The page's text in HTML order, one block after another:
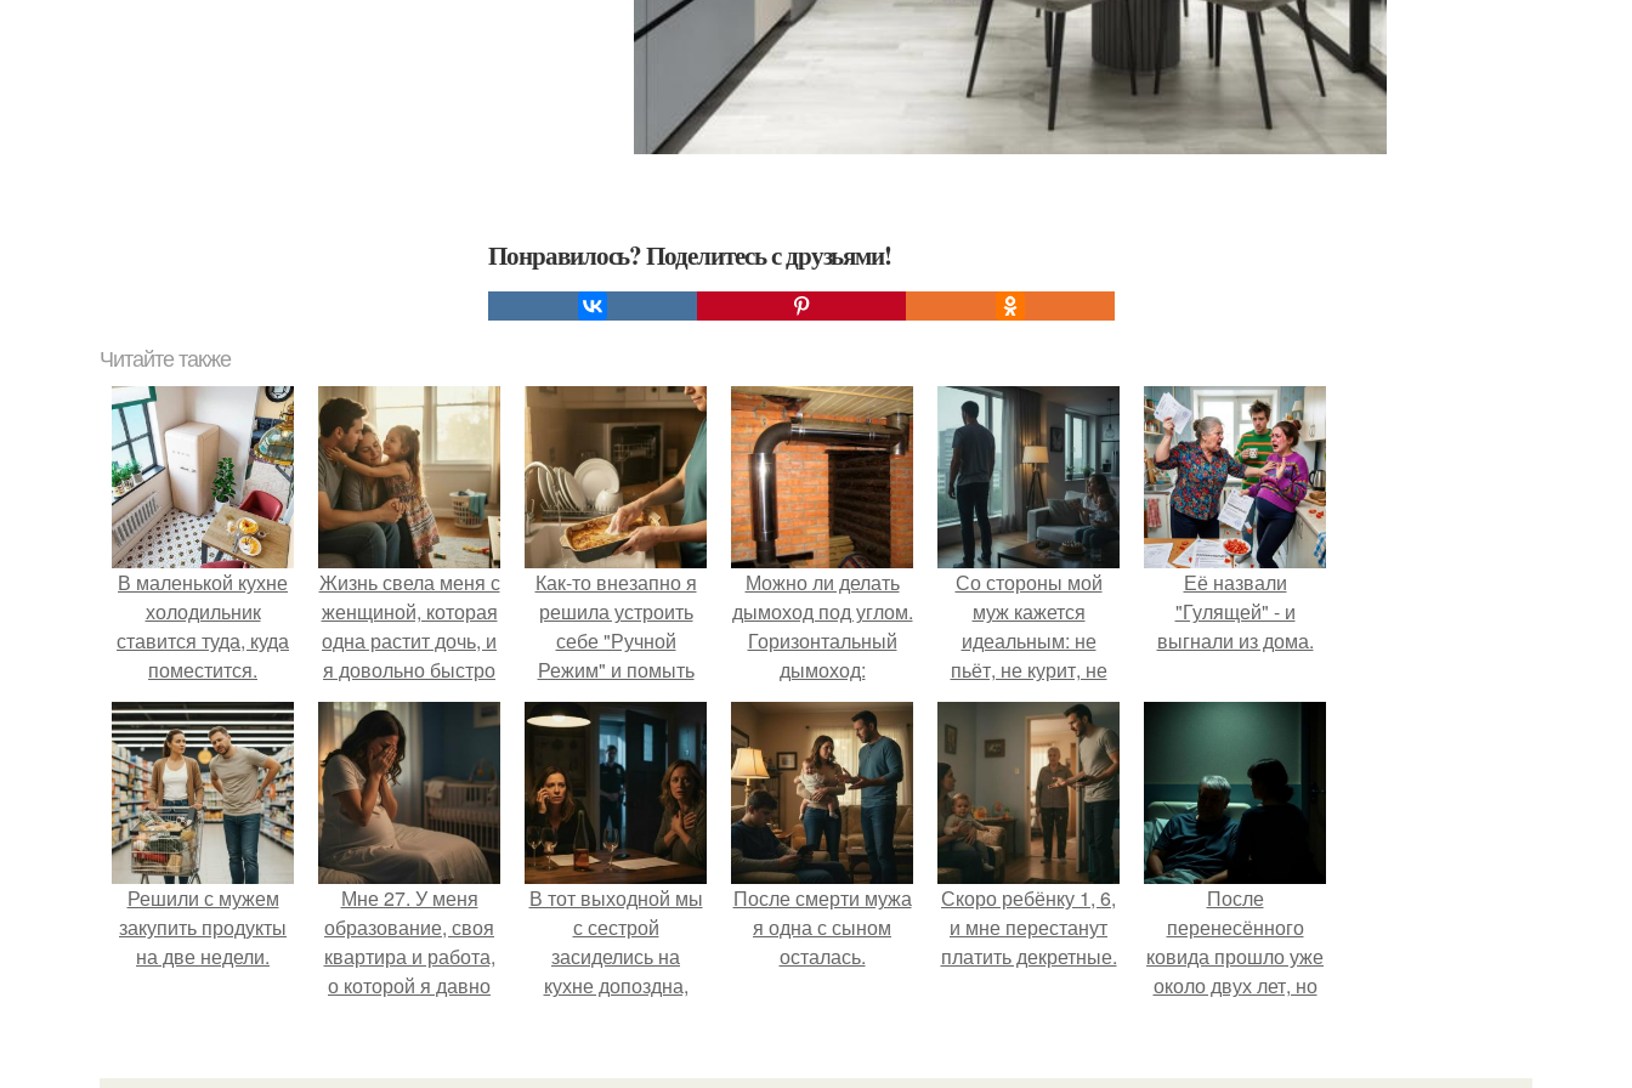
Понравилось? Поделитесь с друзьями!
Читайте также
В маленькой кухне
холодильник
ставится туда, куда
поместится.
Жизнь свела меня с
женщиной, которая
одна растит дочь, и
я довольно быстро
привязался к ним
обеим.
Как-то внезапно я
решила устроить
себе "Ручной
Режим" и помыть
посуду без помощи
техники.
Можно ли делать
дымоход под углом.
Горизонтальный
дымоход:
устройство,
требования, расчет
Со стороны мой
муж кажется
идеальным: не
пьёт, не курит, не
даёт поводов для
ревности, с
ребёнком
справляется
отлично, да и
готовит лучше
многих.
Её назвали
"Гулящей" - и
выгнали из дома.
Решили с мужем
закупить продукты
на две недели.
Мне 27. У меня
образование, своя
квартира и работа,
о которой я давно
В тот выходной мы
с сестрой
засиделись на
кухне допоздна,
лёгкое вино.
После смерти мужа
я одна с сыном
осталась.
Скоро ребёнку 1, 6,
и мне перестанут
платить декретные.
После
перенесённого
ковида прошло уже
около двух лет, но
очень чётко.